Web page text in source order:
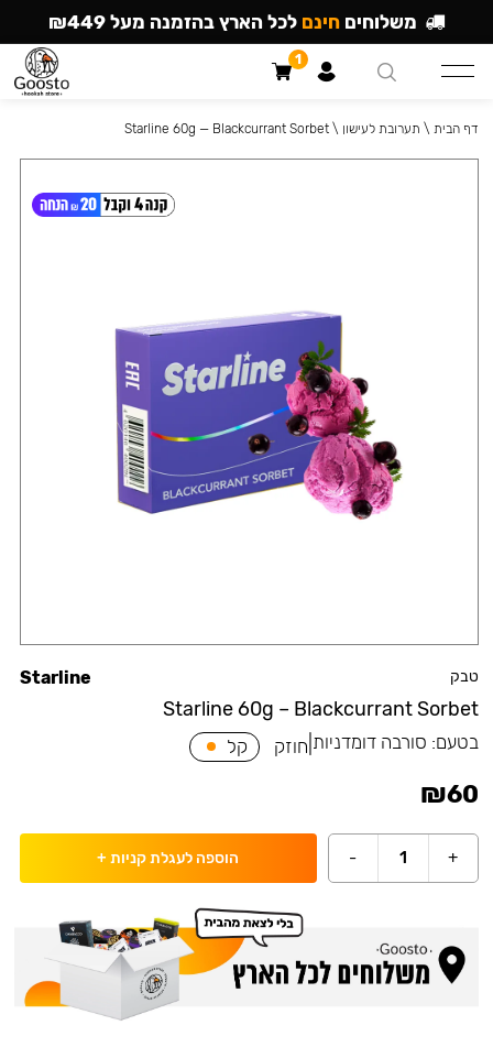
טבק
Starline 60g – Blackcurrant Sorbet
Starline
בטעם: סורבה דומדניות חוזק קל
₪60
+
1
- הוספה לעגלת קניות +
דף הבית \ תערובת לעישון \
Starline 60g — Blackcurrant Sorbet
משלוחים חינם לכל הארץ בהזמנה מעל ₪449
1